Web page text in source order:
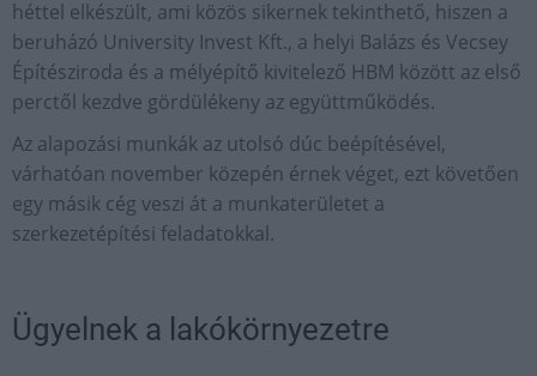
héttel elkészült, ami közös sikernek tekinthető, hiszen a
beruházó University Invest Kft., a helyi Balázs és Vecsey
Építésziroda és a mélyépítő kivitelező HBM között az első
perctől kezdve gördülékeny az együttműködés.
Az alapozási munkák az utolsó dúc beépítésével,
várhatóan november közepén érnek véget, ezt követően
egy másik cég veszi át a munkaterületet a
szerkezetépítési feladatokkal.
Ügyelnek a lakókörnyezetre